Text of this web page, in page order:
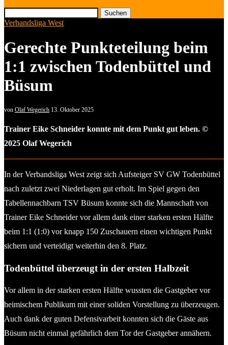
Suchen
Verbandsliga West
Gerechte Punkteteilung beim
1:1 zwischen Todenbüttel und
Büsum
von Olaf Wegerich 13. Oktober 2025
Trainer Eike Schneider konnte mit dem Punkt gut leben. ©
2025 Olaf Wegerich
In der Verbandsliga West zeigt sich Aufsteiger SV GW Todenbüttel
nach zuletzt zwei Niederlagen gut erholt. Im Spiel gegen den
Tabellennachbarn TSV Büsum konnte sich die Mannschaft von
Trainer Eike Schneider vor allem dank einer starken ersten Hälfte
beim 1:1 (1:0) vor knapp 150 Zuschauern einen wichtigen Punkt
sichern und verteidigt weiterhin den 8. Platz.
Todenbüttel überzeugt in der ersten Halbzeit
Vor allem in der starken ersten Hälfte wussten die Gastgeber vor
heimischem Publikum mit einer soliden Vorstellung zu überzeugen.
Auch dank der guten Defensivarbeit konnten sich die Gäste aus
Büsum nicht einmal gefährlich dem Tor der Gastgeber annähern.